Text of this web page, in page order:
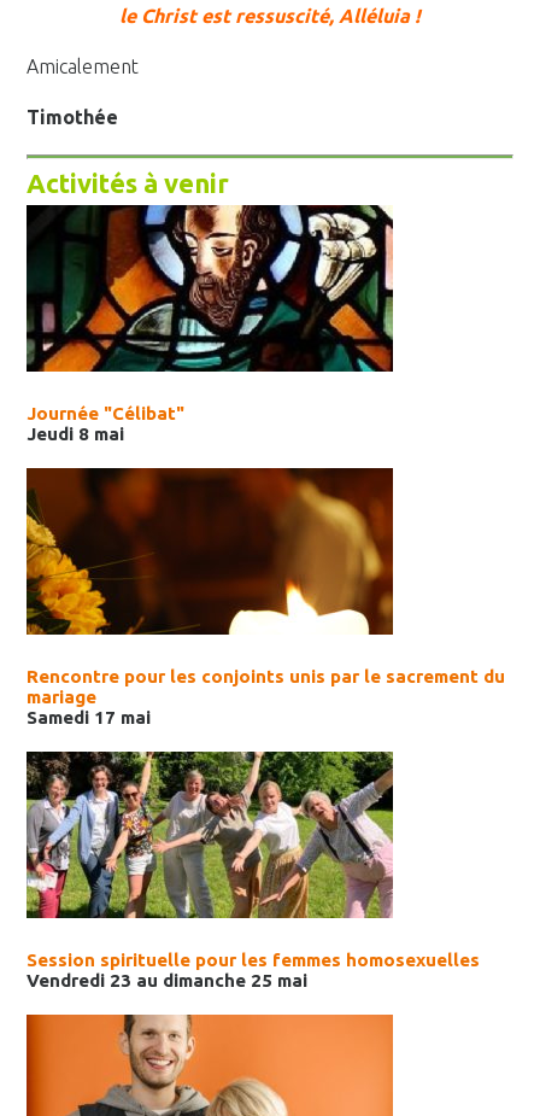
le Christ est ressuscité, Alléluia !
Amicalement
Timothée
Activités à venir
Journée "Célibat"
Jeudi 8 mai
Rencontre pour les conjoints unis par le sacrement du
mariage
Samedi 17 mai
Session spirituelle pour les femmes homosexuelles
Vendredi 23 au dimanche 25 mai